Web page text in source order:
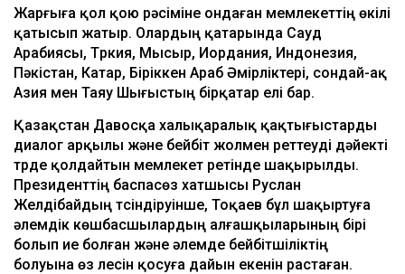
Жарғыға қол қою рәсіміне ондаған мемлекеттің өкілі
қатысып жатыр. Олардың қатарында Сауд
Арабиясы, Түркия, Мысыр, Иордания, Индонезия,
Пәкістан, Катар, Біріккен Араб Әмірліктері, сондай-ақ
Азия мен Таяу Шығыстың бірқатар елі бар.
Қазақстан Давосқа халықаралық қақтығыстарды
диалог арқылы және бейбіт жолмен реттеуді дәйекті
түрде қолдайтын мемлекет ретінде шақырылды.
Президенттің баспасөз хатшысы Руслан
Желдібайдың түсіндіруінше, Тоқаев бұл шақыртуға
әлемдік көшбасшылардың алғашқыларының бірі
болып ие болған және әлемде бейбітшіліктің
болуына өз үлесін қосуға дайын екенін растаған.